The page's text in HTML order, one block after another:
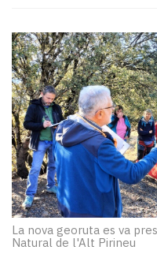
temps
Reportatges
Entrevistes
Enquestes
A
escena!
Dis
la
teva!
Subscriptors
La
newsletter
La nova georuta es va
Natural de l'Alt Pirineu